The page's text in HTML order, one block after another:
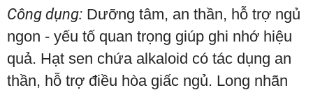
Công dụng: Dưỡng tâm, an thần, hỗ trợ ngủ
ngon - yếu tố quan trọng giúp ghi nhớ hiệu
quả. Hạt sen chứa alkaloid có tác dụng an
thần, hỗ trợ điều hòa giấc ngủ. Long nhãn